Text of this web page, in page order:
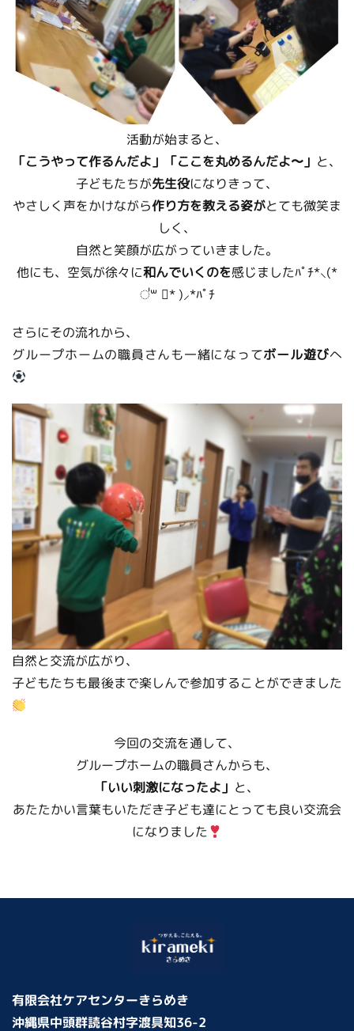
活動が始まると、
「こうやって作るんだよ」「ここを丸めるんだよ〜」 と、
子どもたちが先生役になりきって、
やさしく声をかけながら作り方を教える姿がとても微笑ま
しく、
自然と笑顔が広がっていきました。
他にも、空気が徐々に和んでいくのを感じましたﾊﾟﾁ*⸜(*
॑꒳ ॑* )⸝*ﾊﾟﾁ
さらにその流れから、
グループホームの職員さんも一緒になってボール遊びへ
自然と交流が広がり、
子どもたちも最後まで楽しんで参加することができました
今回の交流を通して、
グループホームの職員さんからも、
「いい刺激になったよ」 と、
あたたかい言葉もいただき子ども達にとっても良い交流会
になりました
有限会社ケアセンターきらめき
沖縄県中頭群読谷村字渡具知36-2